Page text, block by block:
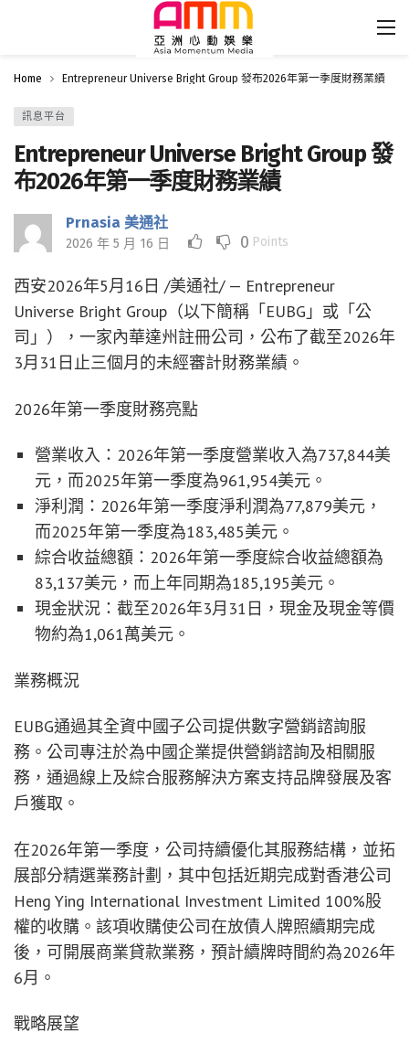
Home Entrepreneur Universe Bright Group 發布2026年第一季度財務業績
訊息平台
Entrepreneur Universe Bright Group 發
布2026年第一季度財務業績
Prnasia 美通社
2026 年 5 月 16 日 0 Points
西安2026年5月16日 /美通社/ — Entrepreneur
Universe Bright Group（以下簡稱「EUBG」或「公
司」），一家內華達州註冊公司，公布了截至2026年
3月31日止三個月的未經審計財務業績。
2026年第一季度財務亮點
營業收入：2026年第一季度營業收入為737,844美
元，而2025年第一季度為961,954美元。
淨利潤：2026年第一季度淨利潤為77,879美元，
而2025年第一季度為183,485美元。
綜合收益總額：2026年第一季度綜合收益總額為
83,137美元，而上年同期為185,195美元。
現金狀況：截至2026年3月31日，現金及現金等價
物約為1,061萬美元。
業務概況
EUBG通過其全資中國子公司提供數字營銷諮詢服
務。公司專注於為中國企業提供營銷諮詢及相關服
務，通過線上及綜合服務解決方案支持品牌發展及客
戶獲取。
在2026年第一季度，公司持續優化其服務結構，並拓
展部分精選業務計劃，其中包括近期完成對香港公司
Heng Ying International Investment Limited 100%股
權的收購。該項收購使公司在放債人牌照續期完成
後，可開展商業貸款業務，預計續牌時間約為2026年
6月。
戰略展望